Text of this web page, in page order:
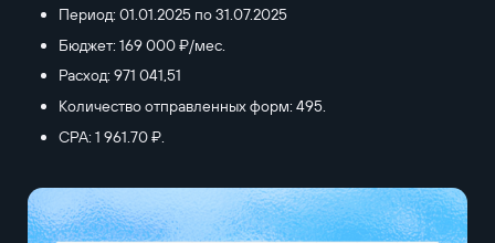
Период: 01.01.2025 по 31.07.2025
Бюджет: 169 000 ₽/мес.
Расход: 971 041,51
Количество отправленных форм: 495.
CPA: 1 961.70 ₽.